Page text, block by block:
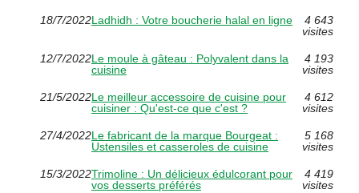
18/7/2022Ladhidh : Votre boucherie halal en ligne
4 643
visites
12/7/2022Le moule à gâteau : Polyvalent dans la
cuisine
4 193
visites
21/5/2022Le meilleur accessoire de cuisine pour
cuisiner : Qu'est-ce que c'est ?
4 612
visites
27/4/2022Le fabricant de la marque Bourgeat :
Ustensiles et casseroles de cuisine
5 168
visites
15/3/2022Trimoline : Un délicieux édulcorant pour
vos desserts préférés
4 419
visites